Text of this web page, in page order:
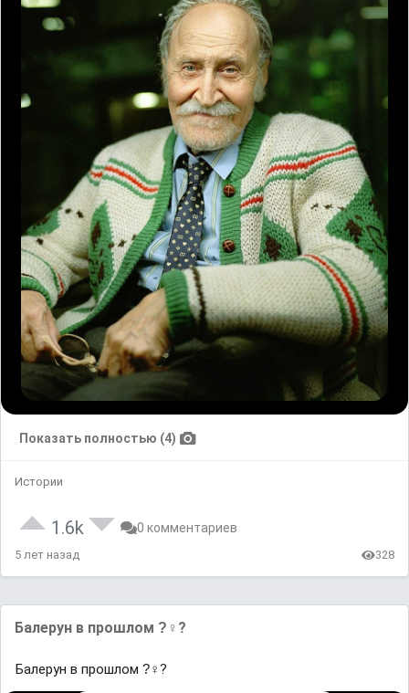
Показать полностью (4)
Истории
1.6k 0 комментариев
5 лет назад 328
Балерун в прошлом ?‍♀?
Балерун в прошлом ?‍♀?